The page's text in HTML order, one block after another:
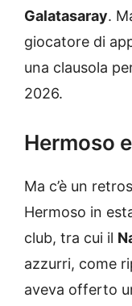
Galatasaray.
giocatore di
una clausola
2026.
Hermoso
Ma c’è un
Hermoso in
club, tra cui il
azzurri, come
aveva offerto